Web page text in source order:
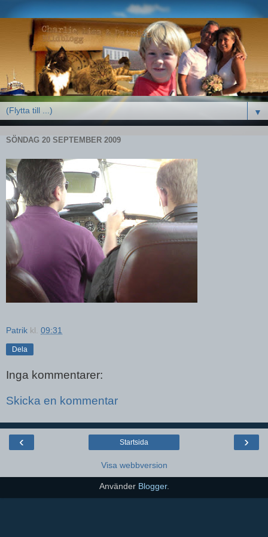
▼
SÖNDAG 20 SEPTEMBER 2009
Patrik kl. 09:31
Dela
Inga kommentarer:
Skicka en kommentar
‹ ›
Startsida
Visa webbversion
Använder Blogger.